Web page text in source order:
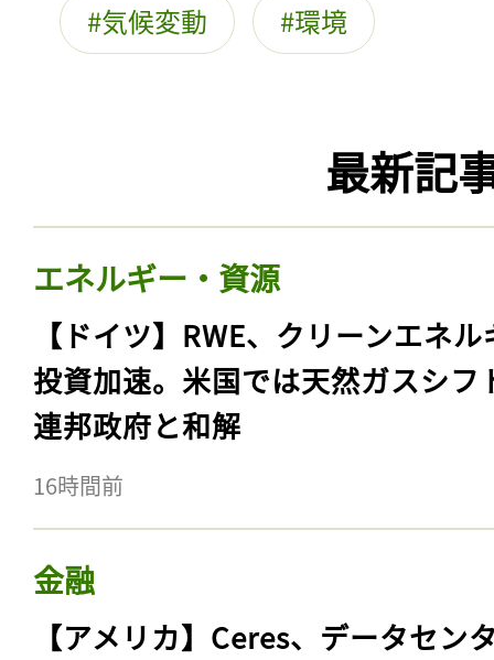
気候変動 環境
最新記
エネルギー・資源
【ドイツ】RWE、クリーンエネ
投資加速。米国では天然ガスシフ
連邦政府と和解
16時間前
金融
【アメリカ】Ceres、データセン